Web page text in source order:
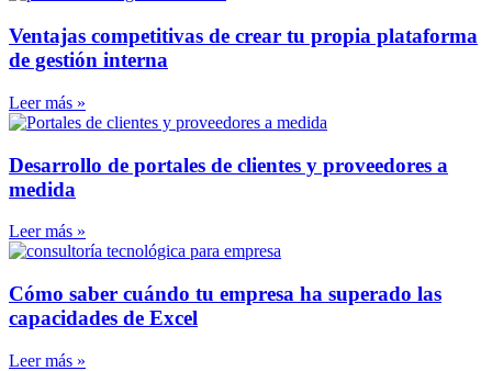
Ventajas competitivas de crear tu propia plataforma
de gestión interna
Leer más »
Desarrollo de portales de clientes y proveedores a
medida
Leer más »
Cómo saber cuándo tu empresa ha superado las
capacidades de Excel
Leer más »